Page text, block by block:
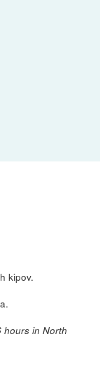
kipov.
hours in North